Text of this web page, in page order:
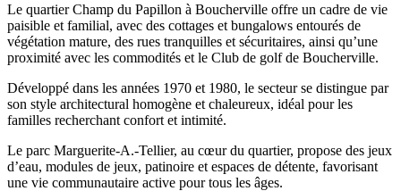
Le quartier Champ du Papillon à Boucherville offre un cadre de vie
paisible et familial, avec des cottages et bungalows entourés de
végétation mature, des rues tranquilles et sécuritaires, ainsi qu’une
proximité avec les commodités et le Club de golf de Boucherville.
Développé dans les années 1970 et 1980, le secteur se distingue par
son style architectural homogène et chaleureux, idéal pour les
familles recherchant confort et intimité.
Le parc Marguerite-A.-Tellier, au cœur du quartier, propose des jeux
d’eau, modules de jeux, patinoire et espaces de détente, favorisant
une vie communautaire active pour tous les âges.